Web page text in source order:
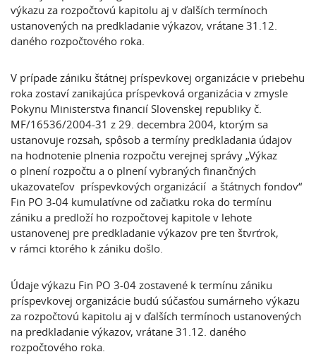
výkazu za rozpočtovú kapitolu aj v ďalších termínoch
ustanovených na predkladanie výkazov, vrátane 31.12.
daného rozpočtového roka.
V prípade zániku štátnej príspevkovej organizácie v priebehu
roka zostaví zanikajúca príspevková organizácia v zmysle
Pokynu Ministerstva financií Slovenskej republiky č.
MF/16536/2004-31 z 29. decembra 2004, ktorým sa
ustanovuje rozsah, spôsob a termíny predkladania údajov
na hodnotenie plnenia rozpočtu verejnej správy „Výkaz
o plnení rozpočtu a o plnení vybraných finančných
ukazovateľov príspevkových organizácií a štátnych fondov“
Fin PO 3-04 kumulatívne od začiatku roka do termínu
zániku a predloží ho rozpočtovej kapitole v lehote
ustanovenej pre predkladanie výkazov pre ten štvrťrok,
v rámci ktorého k zániku došlo.
Údaje výkazu Fin PO 3-04 zostavené k termínu zániku
príspevkovej organizácie budú súčasťou sumárneho výkazu
za rozpočtovú kapitolu aj v ďalších termínoch ustanovených
na predkladanie výkazov, vrátane 31.12. daného
rozpočtového roka.